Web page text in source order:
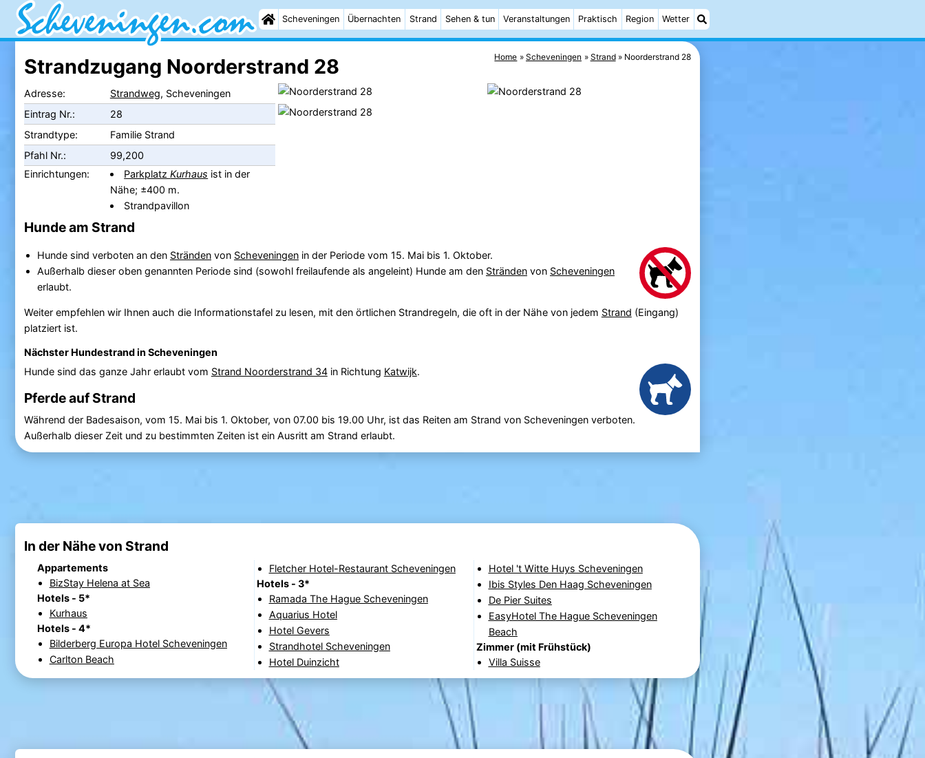
Scheveningen Übernachten Strand Sehen & tun Veranstaltungen Praktisch Region Wetter
Home Scheveningen Strand Noorderstrand 28
Strandzugang Noorderstrand 28
Adresse: Strandweg, Scheveningen
Eintrag Nr.:
28
Strandtype:
Familie Strand
Pfahl Nr.:
99,200
Einrichtungen:
ParkplatzKurhaus ist in der
Nähe; ±400 m.
Strandpavillon
Hunde am Strand
Hunde sind verboten an den Strändenvon Scheveningenin der Periode vom 15. Mai bis 1. Oktober.
Außerhalb dieser oben genannten Periode sind (sowohl freilaufende als angeleint) Hunde am den Strändenvon Scheveningen
erlaubt.
Weiter empfehlen wir Ihnen auch die Informationstafel zu lesen, mit den örtlichen Strandregeln, die oft in der Nähe von jedem Strand (Eingang)
platziert ist.
Nächster Hundestrand in Scheveningen
Hunde sind das ganze Jahr erlaubt vom Strand Noorderstrand 34in Richtung Katwijk.
Pferde auf Strand
Während der Badesaison, vom 15. Mai bis 1. Oktober, von 07.00 bis 19.00 Uhr, ist das Reiten am Strand von Scheveningen verboten.
Außerhalb dieser Zeit und zu bestimmten Zeiten ist ein Ausritt am Strand erlaubt.
In der Nähe von Strand
Appartements
BizStay Helena at Sea
Hotels - 5*
Kurhaus
Hotels - 4*
Bilderberg Europa Hotel Scheveningen
Carlton Beach
Fletcher Hotel-Restaurant Scheveningen
Hotels - 3*
Ramada The Hague Scheveningen
Aquarius Hotel
Hotel Gevers
Strandhotel Scheveningen
Hotel Duinzicht
Hotel 't Witte Huys Scheveningen
Ibis Styles Den Haag Scheveningen
De Pier Suites
EasyHotel The Hague Scheveningen
Beach
Zimmer (mit Frühstück)
Villa Suisse